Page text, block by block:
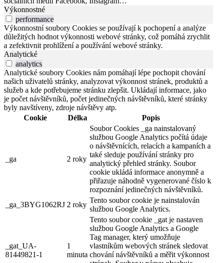
Výkonnostné
performance
Výkonnostní soubory Cookies se používají k pochopení a analýze
důležitých hodnot výkonnosti webové stránky, což pomáhá zrychlit
a zefektivnit prohlížení a používání webové stránky.
Analytické
analytics
Analytické soubory Cookies nám pomáhají lépe pochopit chování
našich uživatelů stránky, analyzovat výkonnost stránek, produktů a
služeb a kde potřebujeme stránku zlepšit. Ukládají informace, jako
je počet návštěvníků, počet jedinečných návštěvníků, které stránky
byly navštíveny, zdroje návštěvy atp.
Cookie
Délka Popis
_ga 2 roky
Soubor Cookies _ga nainstalovaný
službou Google Analytics počítá údaje
o návštěvnících, relacích a kampaních a
také sleduje používání stránky pro
analytický přehled stránky. Soubor
cookie ukládá informace anonymně a
přiřazuje náhodně vygenerované číslo k
rozpoznání jedinečných návštěvníků.
_ga_3BYG1062RJ 2 roky
Tento soubor cookie je nainstalován
službou Google Analytics.
_gat_UA-
81449821-1
1
minuta
Tento soubor cookie _gat je nastaven
službou Google Analytics a Google
Tag manager, který umožňuje
vlastníkům webových stránek sledovat
chování návštěvníků a měřit výkonnost